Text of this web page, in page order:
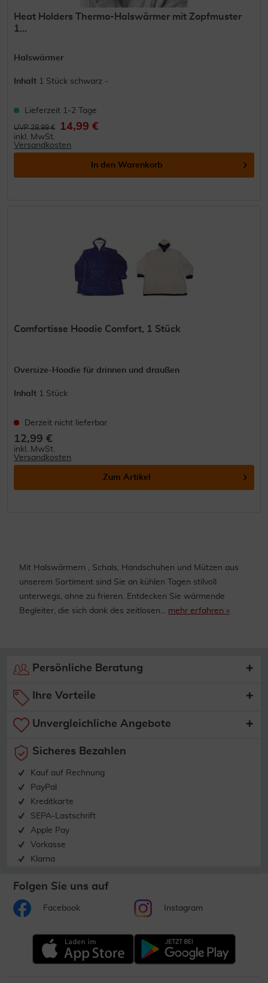
Heat Holders Thermo-Halswärmer mit Zopfmuster
1...
Halswärmer
Inhalt 1 Stück schwarz -
Lieferzeit 1-2 Tage
UVP 29,99 € 14,99 €
inkl. MwSt.
Versandkosten
In den Warenkorb
Comfortisse Hoodie Comfort, 1 Stück
Oversize-Hoodie für drinnen und draußen
Inhalt 1 Stück
Derzeit nicht lieferbar
12,99 €
inkl. MwSt.
Versandkosten
Zum Artikel
Mit Halswärmern , Schals, Handschuhen und Mützen aus
unserem Sortiment sind Sie an kühlen Tagen stilvoll
unterwegs, ohne zu frieren. Entdecken Sie wärmende
Begleiter, die sich dank des zeitlosen... mehr erfahren »
Persönliche Beratung
Ihre Vorteile
Unvergleichliche Angebote
Sicheres Bezahlen
Kauf auf Rechnung
PayPal
Kreditkarte
SEPA-Lastschrift
Apple Pay
Vorkasse
Klarna
Folgen Sie uns auf
Facebook Instagram